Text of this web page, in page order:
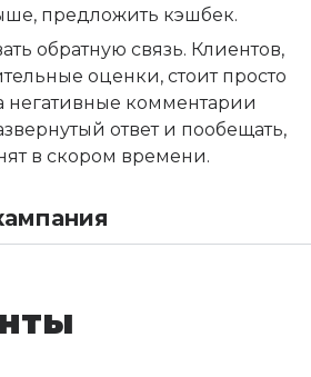
предложить кэшбек.
обратную связь. Клиентов,
оценки, стоит просто
негативные комментарии
ответ и пообещать,
в скором времени.